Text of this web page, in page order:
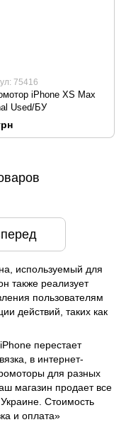
75416
iPhone XS Max
Used/БУ
используемый для
также реализует
пользователям
действий, таких как
перестает
в интернет-
для разных
магазин продает все
Стоимость
и оплата»